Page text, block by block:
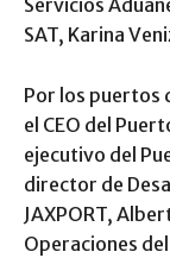
Servicios
SAT, Karina
Por los puertos
el CEO del
ejecutivo del
director de
JAXPORT,
Operaciones